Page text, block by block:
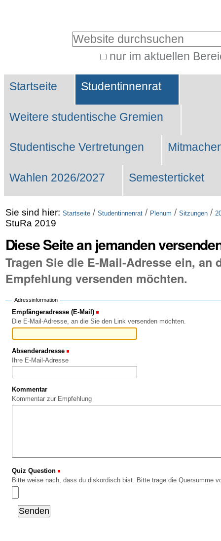
Website durchsuchen
nur im aktuellen
Suche…
Sektionen
Startseite Studentinnenrat
Weitere studentische Gremien
Studentische Vertretungen
Wahlen 2026/2027 Semesterticket
Sie sind hier: Startseite / Studentinnenrat / Plenum / Sitzungen /
StuRa 2019
Diese Seite an jemanden
Tragen Sie die E-Mail-Adresse ein, an
Empfehlung versenden möchten.
Adressinformation
Empfängeradresse (E-Mail)
Die E-Mail-Adresse, an die Sie den Link versenden möchten.
Absenderadresse
Ihre E-Mail-Adresse
Kommentar
Kommentar zur Empfehlung
Quiz Question
Bitte weise nach, dass du diskordisch bist. Bitte trage die Quersumme